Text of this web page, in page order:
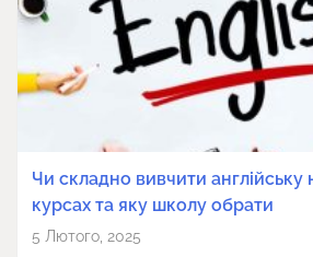
Чи складно вивчити англійську
курсах та яку школу обрати
5 Лютого, 2025